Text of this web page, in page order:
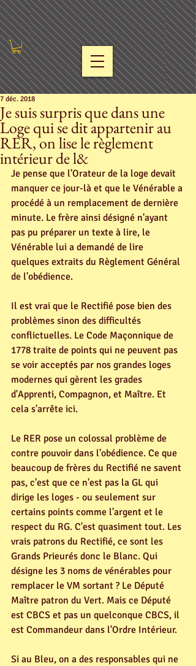
Je suis surpris que dans une
Loge qui se dit appartenir au
RER, on lise le règlement
intérieur de l&
7 déc. 2018
Je pense que l'Orateur de la loge devait
manquer ce jour-là et que le Vénérable a
procédé à un remplacement de dernière
minute. Le frère ainsi désigné n'ayant
pas pu préparer un texte à lire, le
Vénérable lui a demandé de lire
quelques extraits du Règlement Général
de l'obédience.
Il est vrai que le Rectifié pose bien des
problèmes sinon des difficultés
conflictuelles. Le Code Maçonnique de
1778 traite de points qui ne peuvent pas
se voir acceptés par nos grandes loges
modernes qui gèrent les grades
d'Apprenti, Compagnon, et Maître. Et
cela s'arrête ici.
Le RER pose un colossal problème de
contre pouvoir dans l'obédience. Ce que
beaucoup de frères du Rectifié ne savent
pas, c'est que ce n'est pas la GL qui
dirige les loges - ou seulement sur
certains points comme l'argent et le
respect du RG. C'est quasiment tout. Les
vrais patrons du Rectifié, ce sont les
Grands Prieurés donc le Blanc. Qui
désigne les 3 noms de vénérables pour
remplacer le VM sortant ? Le Député
Maître patron du Vert. Mais ce Député
est CBCS et pas un quelconque CBCS, il
est Commandeur dans l'Ordre Intérieur.
Si au Bleu, on a des responsables qui ne